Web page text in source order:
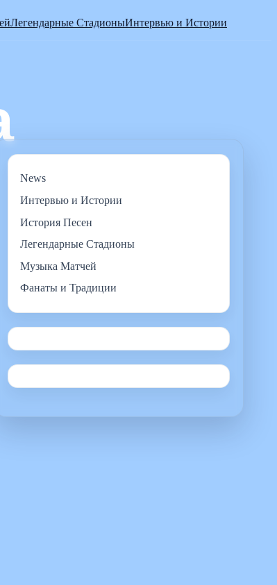
Легендарные СтадионыИнтервью и Истории
News
Интервью и Истории
История Песен
Легендарные Стадионы
Музыка Матчей
Фанаты и Традиции